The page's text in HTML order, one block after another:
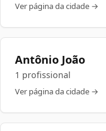
Ver página da cidade →
Antônio João
1 profissional
Ver página da cidade →